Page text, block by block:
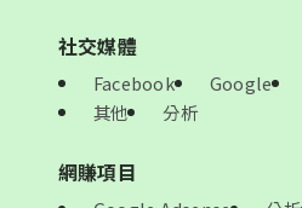
社交媒體
Facebook Google
其他
分析
網賺項目